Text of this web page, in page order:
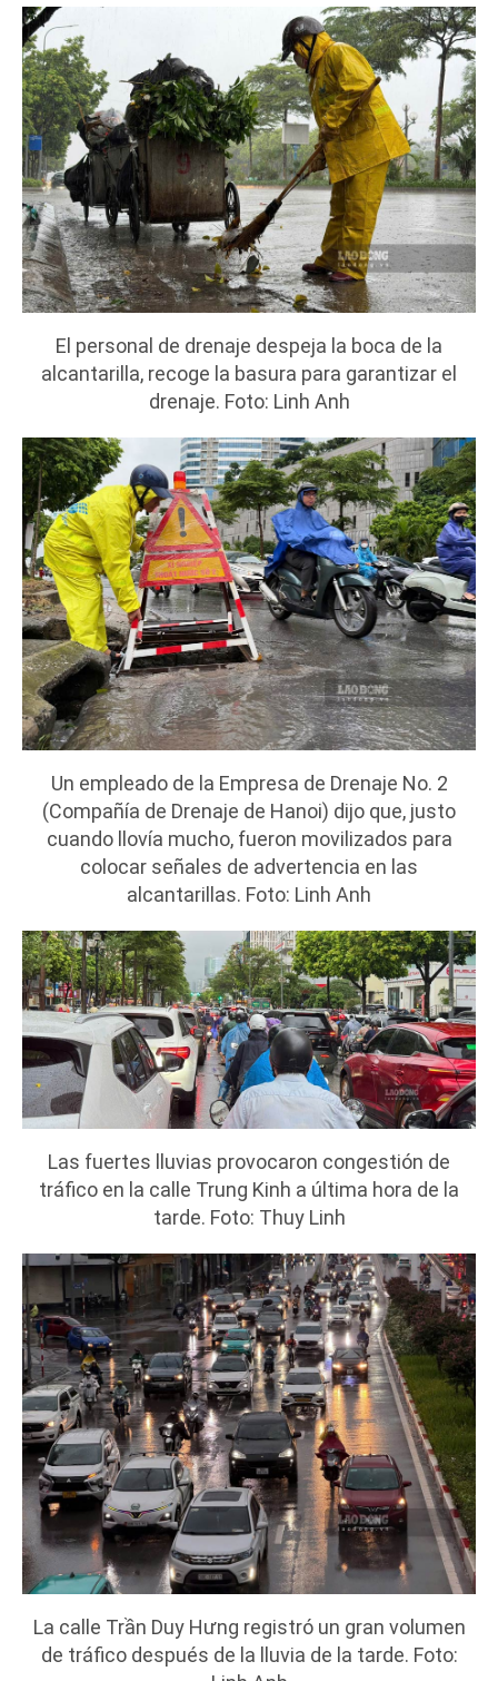
El personal de drenaje despeja la boca de la
alcantarilla, recoge la basura para garantizar el
drenaje. Foto: Linh Anh
Un empleado de la Empresa de Drenaje No. 2
(Compañía de Drenaje de Hanoi) dijo que, justo
cuando llovía mucho, fueron movilizados para
colocar señales de advertencia en las
alcantarillas. Foto: Linh Anh
Las fuertes lluvias provocaron congestión de
tráfico en la calle Trung Kinh a última hora de la
tarde. Foto: Thuy Linh
La calle Trần Duy Hưng registró un gran volumen
de tráfico después de la lluvia de la tarde. Foto: